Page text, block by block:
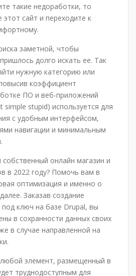
такие недоработки, то
сайт и переходите к
заметной, чтобы
долго искать ее. Так
нужную категорию или
коэффициент
ПО и веб-приложений
simple stupid) используется для
с удобным интерфейсом,
навигации и минимальным
собственный онлайн магазин и
в 2022 году? Помочь вам в
оптимизация и именно о
Заказав создание
под ключ на базе Drupal, вы
в сохранности данных своих
в случае направленной на
элемент, размещенный в
труднодоступным для